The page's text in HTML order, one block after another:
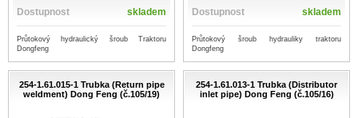
Dostupnost skladem
Průtokový hydraulický šroub Traktoru
Dongfeng
Dostupnost skladem
Průtokový šroub hydrauliky traktoru
Dongfeng
254-1.61.015-1 Trubka (Return pipe
weldment) Dong Feng (č.105/19)
254-1.61.013-1 Trubka (Distributor
inlet pipe) Dong Feng (č.105/16)